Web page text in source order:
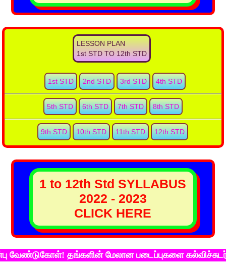
LESSON PLAN
1st STD TO 12th STD
1st STD 2nd STD 3rd STD 4th STD
5th STD 6th STD 7th STD 8th STD
9th STD 10th STD 11th STD 12th STD
1 to 12th Std SYLLABUS
2022 - 2023
CLICK HERE
தங்களின் மேலான படைப்புகளை கல்விச்சுடர் இணைய